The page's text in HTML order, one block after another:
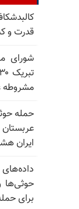
قدرت و
شورای
مشروطه
ایران
حوثی‌ها
برای